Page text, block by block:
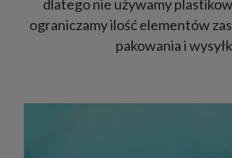
dlatego nie używamy
ograniczamy ilość elementów
pakowania i